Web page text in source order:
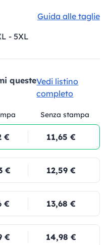
Guida alle taglie
- 5XL
questeVedi listino
completo
Senza stampa
€ 11,65 €
€ 12,59 €
€ 13,68 €
€ 14,98 €